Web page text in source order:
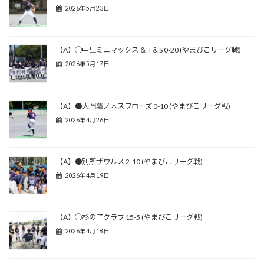
2026年5月23日
【A】◯中里ミニマックス ＆ T＆S 0-20 (やまびこリーグ戦)
2026年5月17日
【A】●大岡藤ノ木スワローズ 0-10 (やまびこリーグ戦)
2026年4月26日
【A】●別所ザウルス 2-10 (やまびこリーグ戦)
2026年4月19日
【A】◯杉の子クラブ 15-5 (やまびこリーグ戦)
2026年4月18日